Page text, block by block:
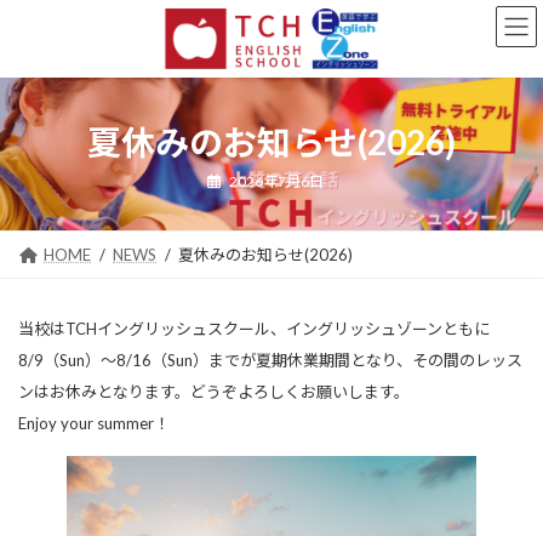
ン
ツ
へ
ス
キ
ッ
プ
ー
シ
ョ
ン
に
移
動
夏休みのお知らせ(2026)
2026年7月6日
HOME NEWS 夏休みのお知らせ(2026)
当校はTCHイングリッシュスクール、イングリッシュゾーンともに
8/9（Sun）～8/16（Sun）までが夏期休業期間となり、その間のレッス
ンはお休みとなります。どうぞよろしくお願いします。
Enjoy your summer！